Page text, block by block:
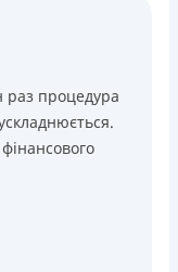
раз процедура